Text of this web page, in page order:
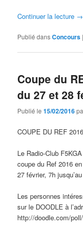
Continuer la lecture →
Publié dansConcours |
Coupe du
du 27 et 28
Publié le15/02/2016
COUPE DU REF
Le Radio-Club
coupe du Ref 2016
27 février, 7h
Les personnes
sur le DOODLE à
http://doodle.com/